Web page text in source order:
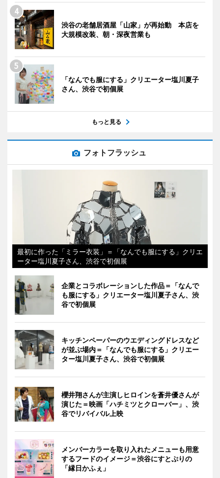
渋谷の老舗居酒屋「山家」が再始動 本店を
大規模改装、朝・深夜営業も
「なんでも服にする」クリエーター塩川夏子
さん、渋谷で初個展
もっと見る
フォトフラッシュ
最初に作った「ミラー衣装」＝「なんでも服にする」クリエ
ーター塩川夏子さん、渋谷で初個展
企業とコラボレーションした作品＝「なんで
も服にする」クリエーター塩川夏子さん、渋
谷で初個展
キッチンペーパーのウエディングドレスなど
が並ぶ場内＝「なんでも服にする」クリエー
ター塩川夏子さん、渋谷で初個展
櫻井翔さんが主演しヒロインを蒼井優さんが
演じた＝映画「ハチミツとクローバー」、渋
谷でリバイバル上映
メンバーカラーを取り入れたメニューも用意
するフードのイメージ＝渋谷にすとぷりの
「縁日かふぇ」